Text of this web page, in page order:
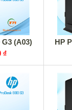
G3 (A03)
₫
HP